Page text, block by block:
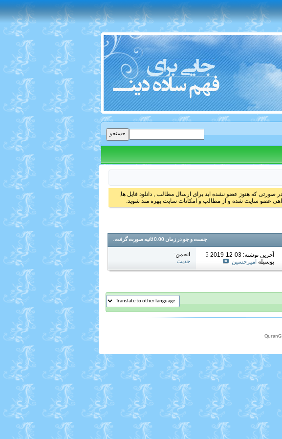
در صورتی که هنوز عضو نشده اید برای ارسال مطالب , دانلود فایل ها,
عضو سایت شده و از مطالب و امکانات سایت بهره مند شوید.
جست و جو در زمان 0.00ثانیه صورت گرفت.
آخرين نوشته: 03-12-2019
10:35 PM
بوسیله امیرحسین
انجمن:
حدیث